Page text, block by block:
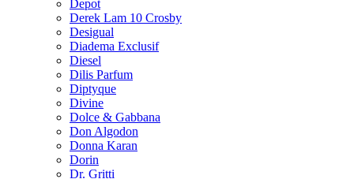
Depot
Derek Lam 10 Crosby
Desigual
Diadema Exclusif
Diesel
Dilis Parfum
Diptyque
Divine
Dolce & Gabbana
Don Algodon
Donna Karan
Dorin
Dr. Gritti